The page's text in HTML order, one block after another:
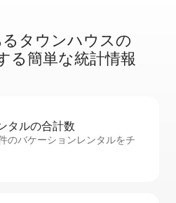
タ⁠ウ⁠ン⁠ハ⁠ウ⁠ス⁠の
る簡⁠単⁠な統⁠計⁠情⁠報
タ⁠ル⁠の合⁠計⁠数
のバケーションレンタルをチ